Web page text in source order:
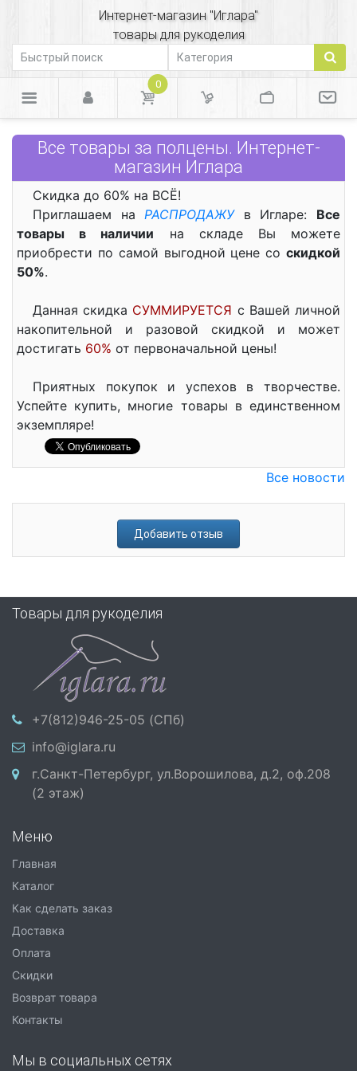
Интернет-магазин "Иглара"
товары для рукоделия
0
Все товары за полцены. Интернет-
магазин Иглара
Скидка до 60% на ВСЁ!
Приглашаем наРАСПРОДАЖУв Игларе: Все
товары в наличии на складе Вы можете
приобрести по самой выгодной цене со скидкой
50%.
Данная скидка СУММИРУЕТСЯ с Вашей личной
накопительной и разовой скидкой и может
достигать 60% от первоначальной цены!
Приятных покупок и успехов в творчестве.
Успейте купить, многие товары в единственном
экземпляре!
Все новости
Добавить отзыв
Товары для рукоделия
+7(812)946-25-05 (СПб)
info@iglara.ru
г.Санкт-Петербург, ул.Ворошилова, д.2, оф.208
(2 этаж)
Меню
Главная
Каталог
Как сделать заказ
Доставка
Оплата
Скидки
Возврат товара
Контакты
Мы в социальных сетях